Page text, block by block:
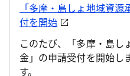
「多摩・島しょ地域資
付を開始
このたび、「多摩・島し
金」の申請受付を開始し
す。